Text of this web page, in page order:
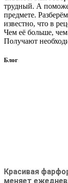
трудный. А
предмете.
известно, что в
Чем её больше,
Получают
Блог
Красивая
меняет